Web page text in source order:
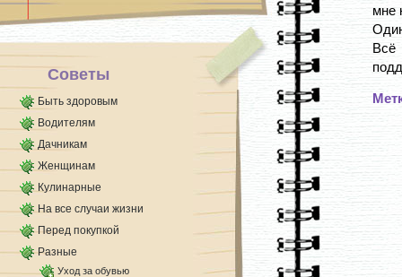
Советы
Быть здоровым
Водителям
Дачникам
Женщинам
Кулинарные
На все случаи жизни
Перед покупкой
Разные
Уход за обувью
мне